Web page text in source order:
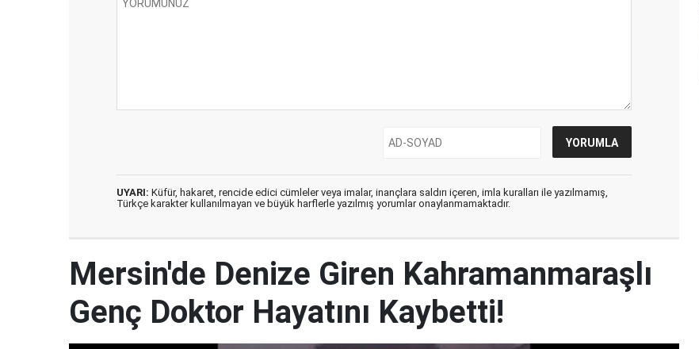
UYARI: Küfür, hakaret, rencide edici cümleler veya imalar, inançlara saldırı içeren, imla kuralları ile yazılmamış,
Türkçe karakter kullanılmayan ve büyük harflerle yazılmış yorumlar onaylanmamaktadır.
Mersin'de Denize Giren Kahramanmaraşlı
Genç Doktor Hayatını Kaybetti!